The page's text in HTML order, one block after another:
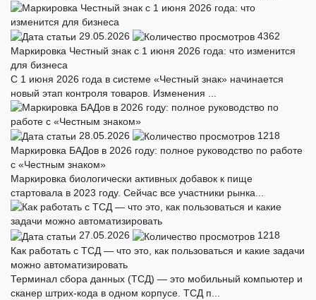
29.05.2026
4362
Маркировка Честный знак с 1 июня 2026 года: что изменится
для бизнеса
С 1 июня 2026 года в системе «Честный знак» начинается
новый этап контроля товаров. Изменения ...
28.05.2026
1218
Маркировка БАДов в 2026 году: полное руководство по работе
с «Честным знаком»
Маркировка биологически активных добавок к пище
стартовала в 2023 году. Сейчас все участники рынка...
27.05.2026
1218
Как работать с ТСД — что это, как пользоваться и какие задачи
можно автоматизировать
Терминал сбора данных (ТСД) — это мобильный компьютер и
сканер штрих-кода в одном корпусе. ТСД п...